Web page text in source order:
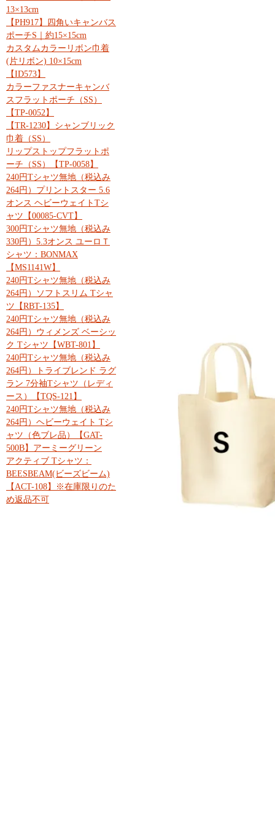
13×13cm
【PH917】四角いキャンバス
ポーチS｜約15×15cm
カスタムカラーリボン巾着
(片リボン) 10×15cm
【ID573】
カラーファスナーキャンバ
スフラットポーチ（SS）
【TP-0052】
【TR-1230】シャンブリック
巾着（SS）
リップストップフラットポ
ーチ（SS）【TP-0058】
240円Tシャツ無地（税込み
264円）プリントスター 5.6
オンス ヘビーウェイトTシ
ャツ【00085-CVT】
300円Tシャツ無地（税込み
330円）5.3オンス ユーロＴ
シャツ：BONMAX
【MS1141W】
240円Tシャツ無地（税込み
264円）ソフトスリム Tシャ
ツ【RBT-135】
240円Tシャツ無地（税込み
264円）ウィメンズ ベーシッ
ク Tシャツ【WBT-801】
240円Tシャツ無地（税込み
264円）トライブレンド ラグ
ラン 7分袖Tシャツ（レディ
ース）【TQS-121】
240円Tシャツ無地（税込み
264円）ヘビーウェイト Tシ
ャツ（色ブレ品）【GAT-
500B】アーミーグリーン
アクティブ Tシャツ：
BEESBEAM(ビーズビーム)
【ACT-108】※在庫限りのた
め返品不可